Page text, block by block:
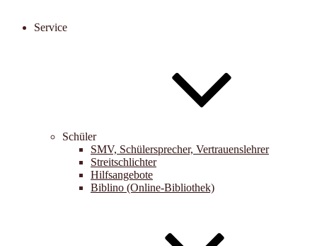
Service
Schüler
SMV, Schülersprecher, Vertrauenslehrer
Streitschlichter
Hilfsangebote
Biblino (Online-Bibliothek)